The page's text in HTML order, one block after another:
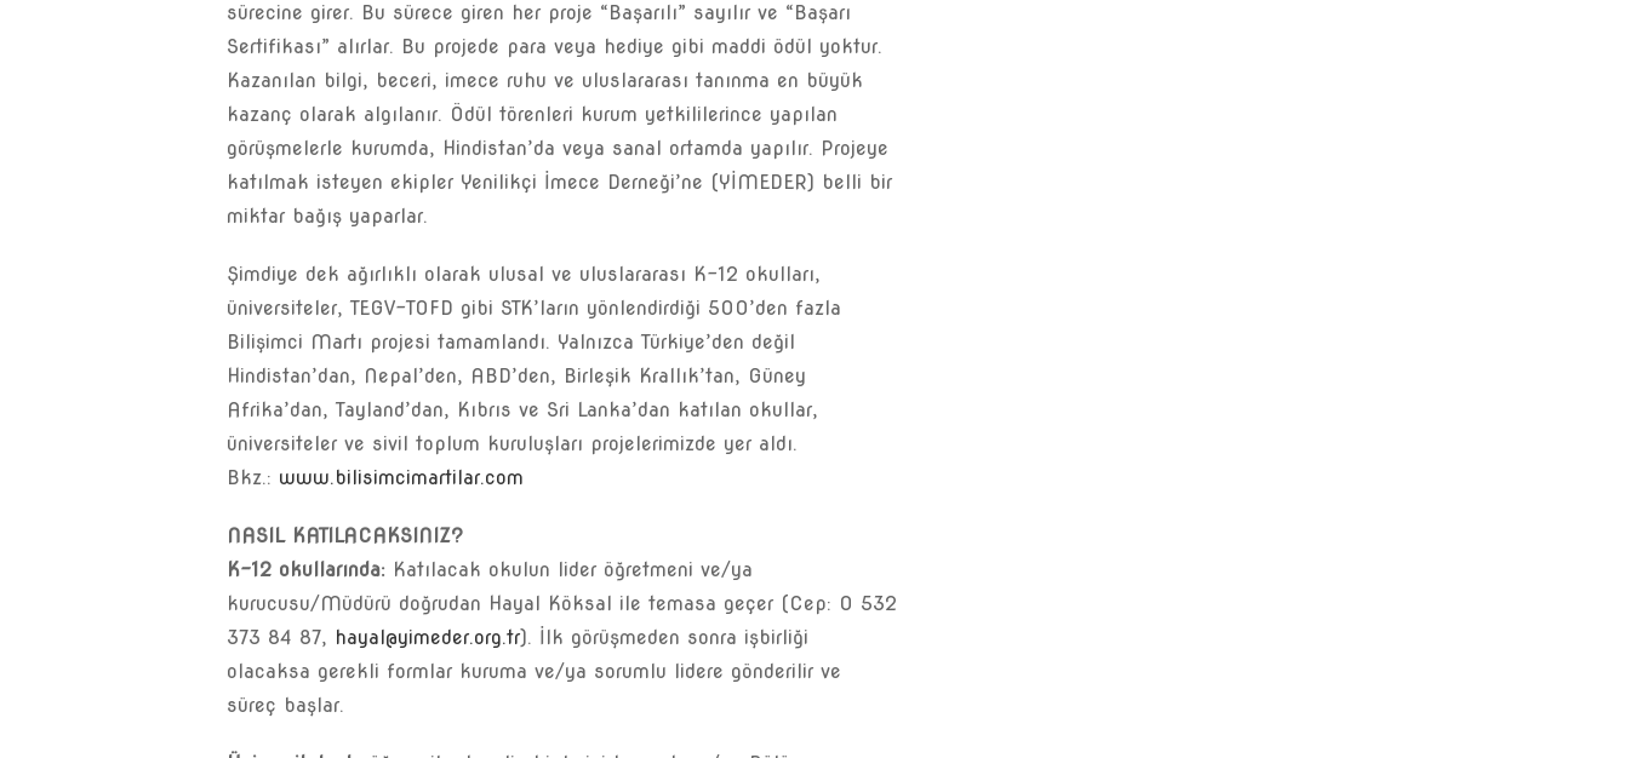
sürecine girer. Bu sürece giren her proje “Başarılı” sayılır ve “Başarı
Sertifikası” alırlar. Bu projede para veya hediye gibi maddi ödül yoktur.
Kazanılan bilgi, beceri, imece ruhu ve uluslararası tanınma en büyük
kazanç olarak algılanır. Ödül törenleri kurum yetkililerince yapılan
görüşmelerle kurumda, Hindistan’da veya sanal ortamda yapılır. Projeye
katılmak isteyen ekipler Yenilikçi İmece Derneği’ne (YİMEDER) belli bir
miktar bağış yaparlar.
Şimdiye dek ağırlıklı olarak ulusal ve uluslararası K-12 okulları,
üniversiteler, TEGV-TOFD gibi STK’ların yönlendirdiği 500’den fazla
Bilişimci Martı projesi tamamlandı. Yalnızca Türkiye’den değil
Hindistan’dan, Nepal’den, ABD’den, Birleşik Krallık’tan, Güney
Afrika’dan, Tayland’dan, Kıbrıs ve Sri Lanka’dan katılan okullar,
üniversiteler ve sivil toplum kuruluşları projelerimizde yer aldı.
Bkz.: www.bilisimcimartilar.com
NASIL KATILACAKSINIZ?
K-12 okullarında: Katılacak okulun lider öğretmeni ve/ya
kurucusu/Müdürü doğrudan Hayal Köksal ile temasa geçer (Cep: 0 532
373 84 87, hayal@yimeder.org.tr). İlk görüşmeden sonra işbirliği
olacaksa gerekli formlar kuruma ve/ya sorumlu lidere gönderilir ve
süreç başlar.